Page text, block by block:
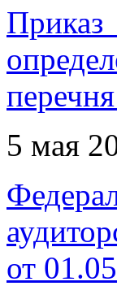
5 мая
от